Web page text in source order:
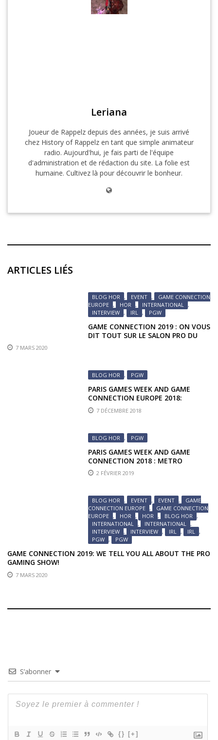
Leriana
Joueur de Rappelz depuis des années, je suis arrivé
chez History of Rappelz en tant que simple animateur
radio. Aujourd'hui, je fais parti de l'équipe
d'administration et de rédaction du site. La folie est
humaine. Cultivez là pour découvrir le bonheur.
ARTICLES LIÉS
BLOG HOR , EVENT ,
GAME CONNECTION
EUROPE , HOR , INTERNATIONAL ,
INTERVIEW , IRL , PGW
GAME CONNECTION 2019 : ON VOUS
DIT TOUT SUR LE SALON PRO DU
7 MARS 2020
BLOG HOR , PGW
PARIS GAMES WEEK AND GAME
CONNECTION EUROPE 2018:
INTRODUCTION
7 DÉCEMBRE 2018
BLOG HOR , PGW
PARIS GAMES WEEK AND GAME
CONNECTION 2018 : METRO
EXODIUS
2 FÉVRIER 2019
BLOG HOR , EVENT , EVENT ,
GAME
CONNECTION EUROPE ,
GAME CONNECTION
EUROPE , HOR , HOR , BLOG HOR ,
INTERNATIONAL , INTERNATIONAL ,
INTERVIEW , INTERVIEW , IRL , IRL ,
PGW , PGW
GAME CONNECTION 2019: WE TELL YOU ALL ABOUT THE PRO
GAMING SHOW!
7 MARS 2020
S’abonner
{} [+]